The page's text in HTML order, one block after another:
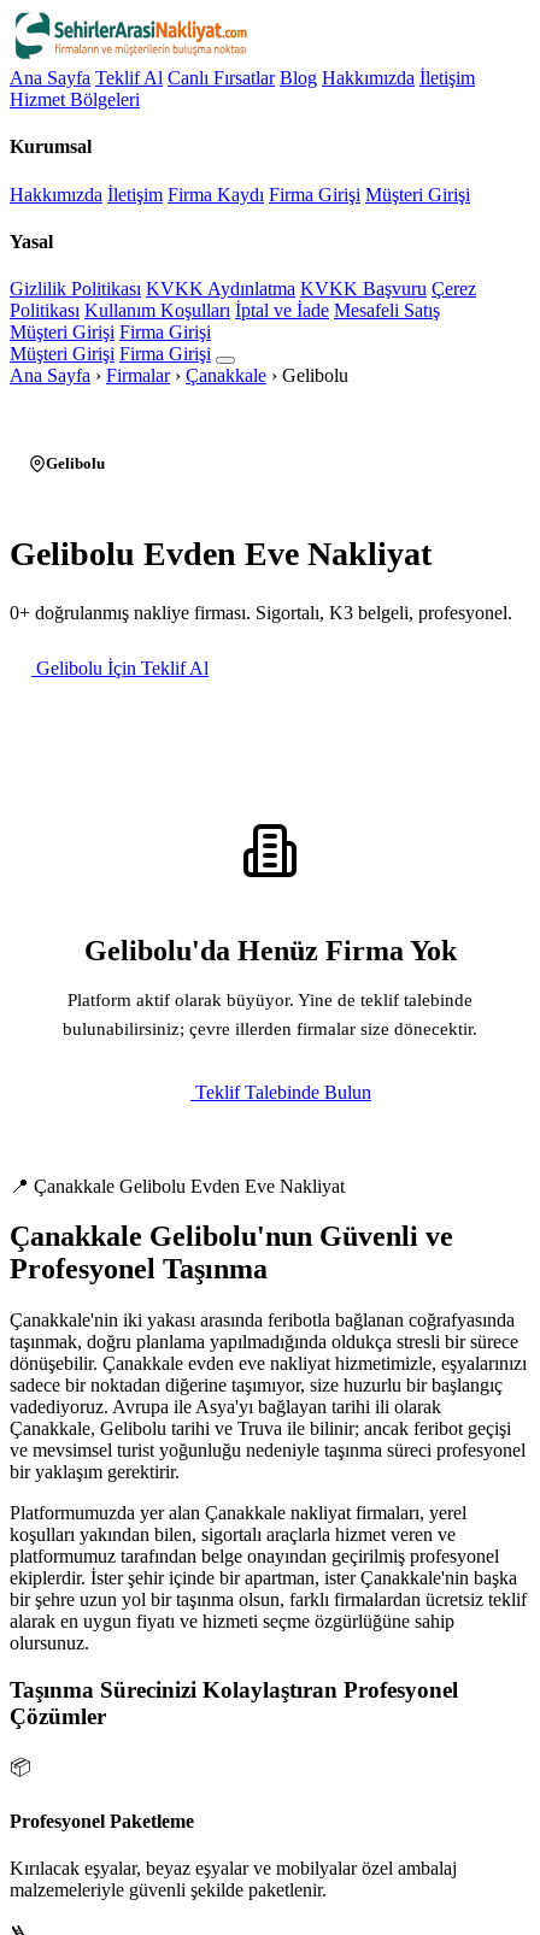
Ana Sayfa Teklif Al Canlı Fırsatlar Blog Hakkımızda İletişim
Hizmet Bölgeleri
Kurumsal
Hakkımızda İletişim Firma Kaydı Firma Girişi Müşteri Girişi
Yasal
Gizlilik Politikası KVKK Aydınlatma KVKK Başvuru Çerez
Politikası Kullanım Koşulları İptal ve İade Mesafeli Satış
Müşteri Girişi Firma Girişi
Müşteri Girişi Firma Girişi
Ana Sayfa › Firmalar › Çanakkale › Gelibolu
Gelibolu
Gelibolu Evden Eve Nakliyat
0+ doğrulanmış nakliye firması. Sigortalı, K3 belgeli, profesyonel.
Gelibolu İçin Teklif Al
Gelibolu'da Henüz Firma Yok
Platform aktif olarak büyüyor. Yine de teklif talebinde
bulunabilirsiniz; çevre illerden firmalar size dönecektir.
Teklif Talebinde Bulun
📍 Çanakkale Gelibolu Evden Eve Nakliyat
Çanakkale Gelibolu'nun Güvenli ve
Profesyonel Taşınma
Çanakkale'nin iki yakası arasında feribotla bağlanan coğrafyasında
taşınmak, doğru planlama yapılmadığında oldukça stresli bir sürece
dönüşebilir. Çanakkale evden eve nakliyat hizmetimizle, eşyalarınızı
sadece bir noktadan diğerine taşımıyor, size huzurlu bir başlangıç
vadediyoruz. Avrupa ile Asya'yı bağlayan tarihi ili olarak
Çanakkale, Gelibolu tarihi ve Truva ile bilinir; ancak feribot geçişi
ve mevsimsel turist yoğunluğu nedeniyle taşınma süreci profesyonel
bir yaklaşım gerektirir.
Platformumuzda yer alan Çanakkale nakliyat firmaları, yerel
koşulları yakından bilen, sigortalı araçlarla hizmet veren ve
platformumuz tarafından belge onayından geçirilmiş profesyonel
ekiplerdir. İster şehir içinde bir apartman, ister Çanakkale'nin başka
bir şehre uzun yol bir taşınma olsun, farklı firmalardan ücretsiz teklif
alarak en uygun fiyatı ve hizmeti seçme özgürlüğüne sahip
olursunuz.
Taşınma Sürecinizi Kolaylaştıran Profesyonel
Çözümler
📦
Profesyonel Paketleme
Kırılacak eşyalar, beyaz eşyalar ve mobilyalar özel ambalaj
malzemeleriyle güvenli şekilde paketlenir.